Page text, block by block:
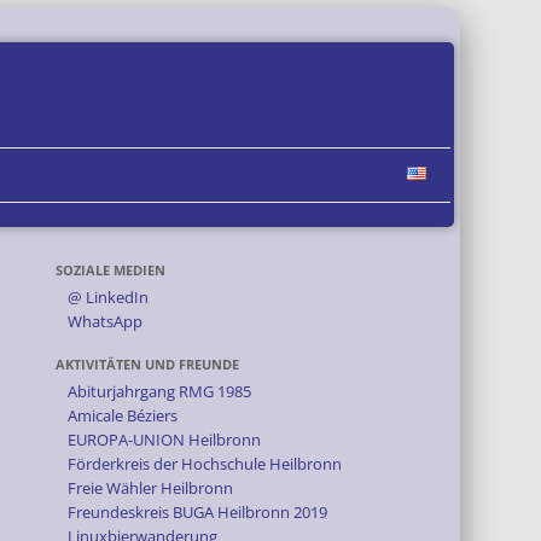
SOZIALE MEDIEN
@ LinkedIn
WhatsApp
AKTIVITÄTEN UND FREUNDE
Abiturjahrgang RMG 1985
Amicale Béziers
EUROPA-UNION Heilbronn
Förderkreis der Hochschule Heilbronn
Freie Wähler Heilbronn
Freundeskreis BUGA Heilbronn 2019
Linuxbierwanderung